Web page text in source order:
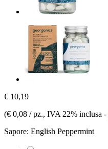
€ 10,19
(€ 0,08 / pz., IVA 22% inclusa -
Sapore: English Peppermint